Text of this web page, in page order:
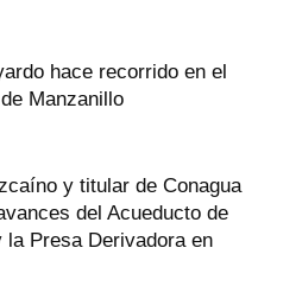
hace recorrido en el
Manzanillo
y titular de Conagua
del Acueducto de
la Presa Derivadora en